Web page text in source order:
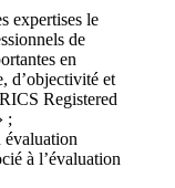
expertises le
de
en
d’objectivité et
Registered
;
évaluation
à l’évaluation